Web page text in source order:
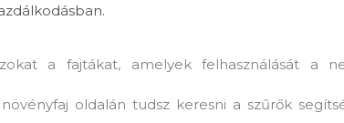
a fajtákat, amelyek felhasználását a
oldalán tudsz keresni a szűrők